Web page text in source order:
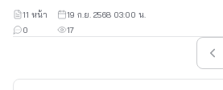
17
0
11 หน้า 19 ก.ย. 2568 03:00 น.